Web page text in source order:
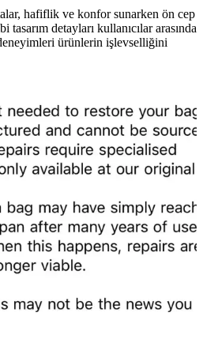
hafiflik ve konfor sunarken ön cep
tasarım detayları kullanıcılar arasında
ürünlerin işlevselliğini